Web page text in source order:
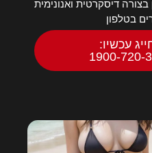
בצורה דיסקרטית ואנונימית
בטלפון
עכשיו:
1900-720-